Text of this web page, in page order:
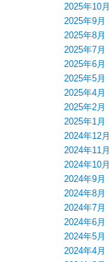
2025年10月
2025年9月
2025年8月
2025年7月
2025年6月
2025年5月
2025年4月
2025年2月
2025年1月
2024年12月
2024年11月
2024年10月
2024年9月
2024年8月
2024年7月
2024年6月
2024年5月
2024年4月